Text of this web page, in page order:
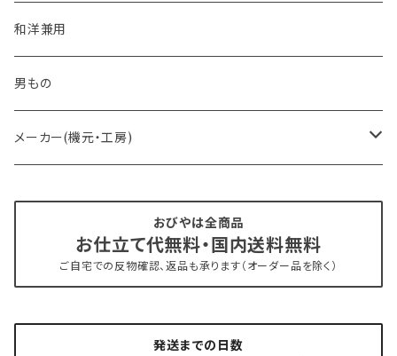
- おびやオリジナル・別注
- オーダー帯
- 京袋帯・開き仕立て
- 新古帯、中古・リサイクル帯 (メンテナンス済み)
和洋兼用
男もの
メーカー(機元・工房)
博多織 西村織物
おびやは全商品
お仕立て代無料・国内送料無料
ご自宅での反物確認、返品も承ります（オーダー品を除く）
発送までの日数